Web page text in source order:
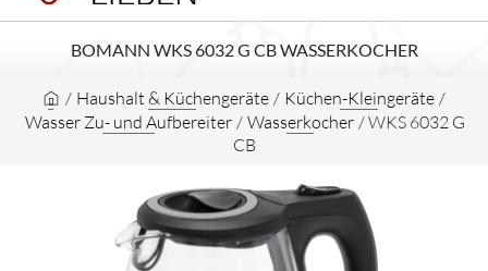
BOMANN WKS 6032 G CB WASSERKOCHER
/ Haushalt & Küchengeräte / Küchen-Kleingeräte /
Wasser Zu- und Aufbereiter / Wasserkocher /WKS 6032 G
CB